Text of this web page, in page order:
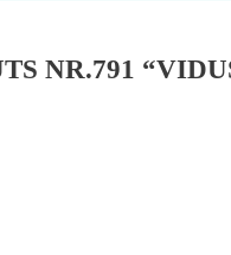
NR.791